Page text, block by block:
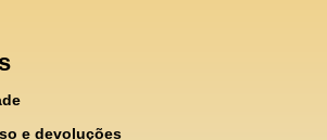
e devoluções